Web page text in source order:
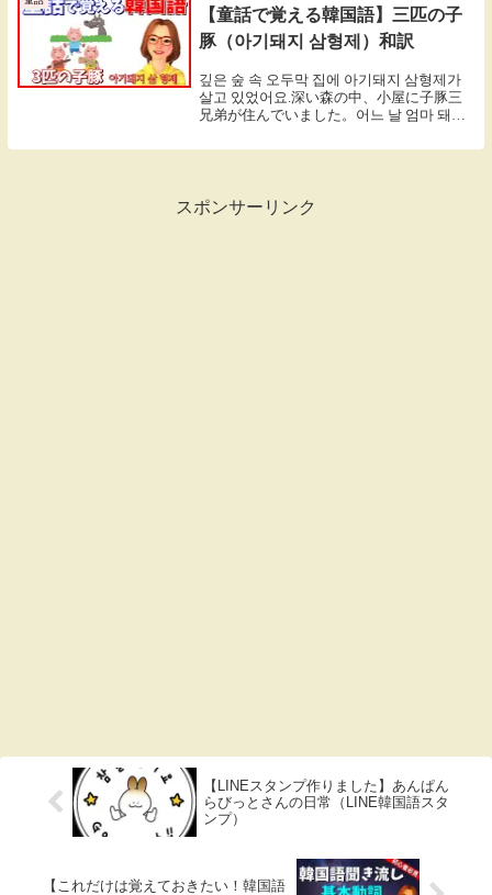
【童話で覚える韓国語】三匹の子
豚（아기돼지 삼형제）和訳
깊은 숲 속 오두막 집에 아기돼지 삼형제가
살고 있었어요.深い森の中、小屋に子豚三
兄弟が住んでいました。어느 날 엄마 돼지
た。"이젠 너희들도 다 컸으니까 각자 자기
スポンサーリンク
【LINEスタンプ作りました】あんぱん
らびっとさんの日常（LINE韓国語スタ
ンプ）
【これだけは覚えておきたい！韓国語